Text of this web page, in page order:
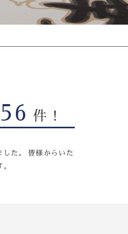
件！
した。 皆様からいた